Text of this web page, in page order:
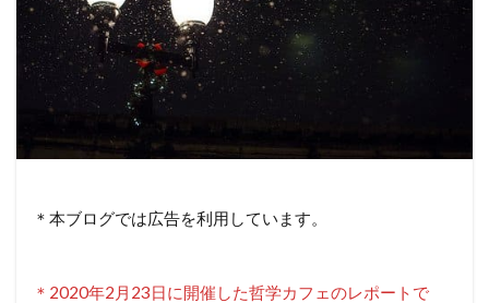
＊本ブログでは広告を利用しています。
＊2020年2月23日に開催した哲学カフェのレポートで